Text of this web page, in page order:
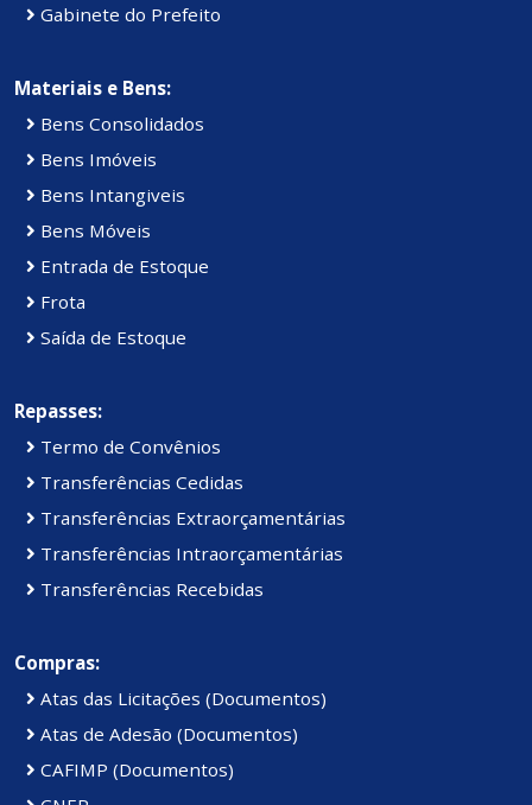
Gabinete do Prefeito
Materiais e Bens:
Bens Consolidados
Bens Imóveis
Bens Intangiveis
Bens Móveis
Entrada de Estoque
Frota
Saída de Estoque
Repasses:
Termo de Convênios
Transferências Cedidas
Transferências Extraorçamentárias
Transferências Intraorçamentárias
Transferências Recebidas
Compras:
Atas das Licitações (Documentos)
Atas de Adesão (Documentos)
CAFIMP (Documentos)